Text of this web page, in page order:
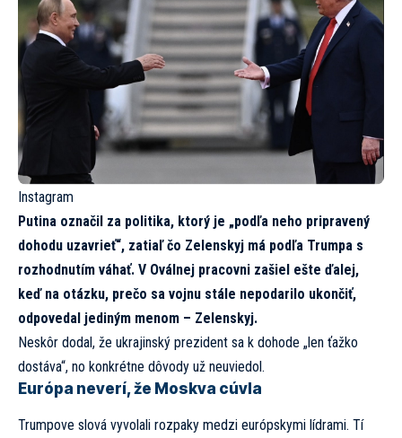
Instagram
Putina označil za politika, ktorý je „podľa neho pripravený
dohodu uzavrieť“, zatiaľ čo Zelenskyj má podľa Trumpa s
rozhodnutím váhať. V Oválnej pracovni zašiel ešte ďalej,
keď na otázku, prečo sa vojnu stále nepodarilo ukončiť,
odpovedal jediným menom – Zelenskyj.
Neskôr dodal, že ukrajinský prezident sa k dohode „len ťažko
dostáva“, no konkrétne dôvody už neuviedol.
Európa neverí, že Moskva cúvla
Trumpove slová vyvolali rozpaky medzi európskymi lídrami. Tí